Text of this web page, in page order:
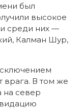
был
высокое
среди них —
Калман Шур,
врага. В том же
на север